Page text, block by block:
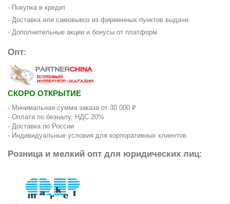
- Покупка в кредит
- Доставка или самовывоз из фирменных пунктов выдачи
- Дополнительные акции и бонусы от платформ
Опт:
СКОРО ОТКРЫТИЕ
- Минимальная сумма заказа от 30 000 ₽
- Оплата по безналу, НДС 20%
- Доставка по России
- Индивидуальные условия для корпоративных клиентов
Розница и мелкий опт для юридических лиц: